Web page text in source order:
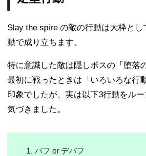
Slay the spire の敵の行動は大枠とし
動で成り立ちます。
特に意識した敵は隠しボスの「堕落
最初に戦ったときは「いろいろな行
印象でしたが、実は以下3行動をル
気づきました。
バフ or デバフ